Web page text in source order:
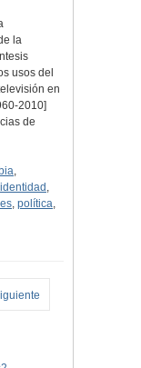
la
usos del
en
2010]
de
,
identidad ,
, política,